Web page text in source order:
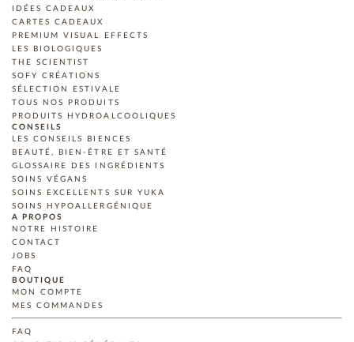
IDÉES CADEAUX
CARTES CADEAUX
PREMIUM VISUAL EFFECTS
LES BIOLOGIQUES
THE SCIENTIST
SOFY CRÉATIONS
SÉLECTION ESTIVALE
TOUS NOS PRODUITS
PRODUITS HYDROALCOOLIQUES
CONSEILS
LES CONSEILS BIENCES
BEAUTÉ, BIEN-ÊTRE ET SANTÉ
GLOSSAIRE DES INGRÉDIENTS
SOINS VÉGANS
SOINS EXCELLENTS SUR YUKA
SOINS HYPOALLERGÉNIQUE
A PROPOS
NOTRE HISTOIRE
CONTACT
JOBS
FAQ
BOUTIQUE
MON COMPTE
MES COMMANDES
FAQ